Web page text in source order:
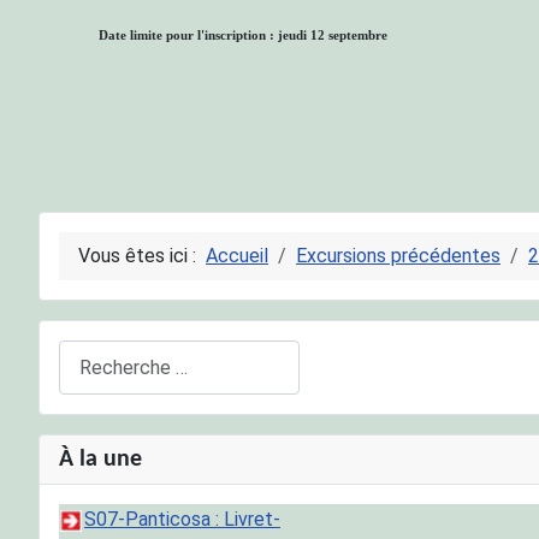
Date limite pour l'inscription : jeudi 12 septembre
Vous êtes ici : Accueil Excursions précédentes
À la une
S07-Panticosa : Livret-